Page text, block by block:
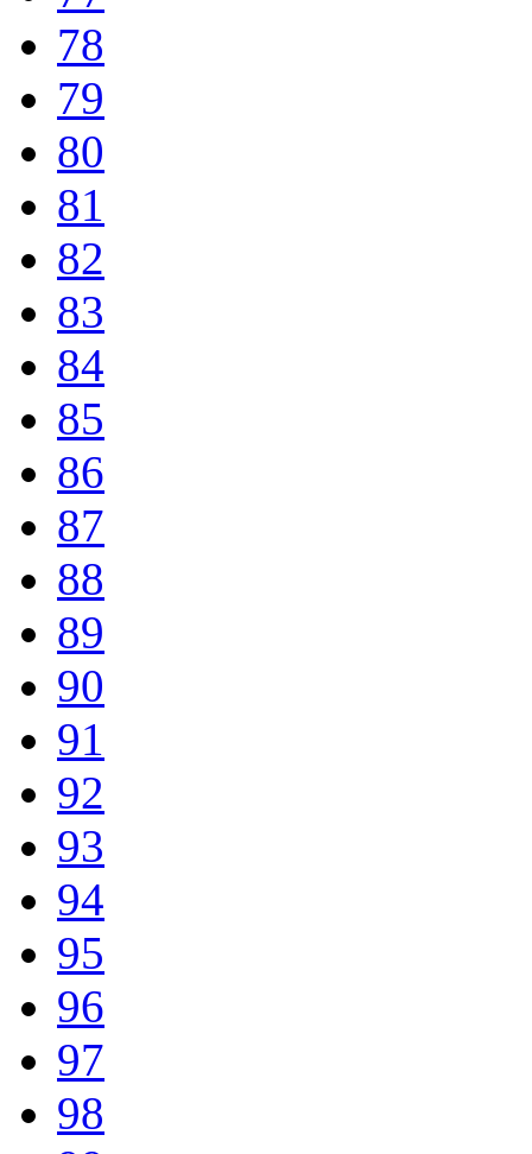
78
79
80
81
82
83
84
85
86
87
88
89
90
91
92
93
94
95
96
97
98